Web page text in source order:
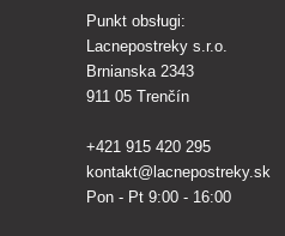
Punkt obsługi:
Lacnepostreky s.r.o.
Brnianska 2343
911 05 Trenčín
+421 915 420 295
kontakt@lacnepostreky.sk
Pon - Pt 9:00 - 16:00